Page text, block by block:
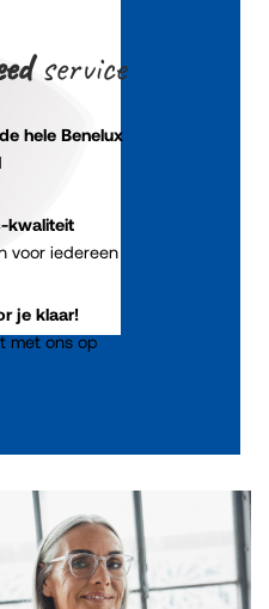
service
hele Benelux
kwaliteit
voor iedereen
je klaar!
met ons op